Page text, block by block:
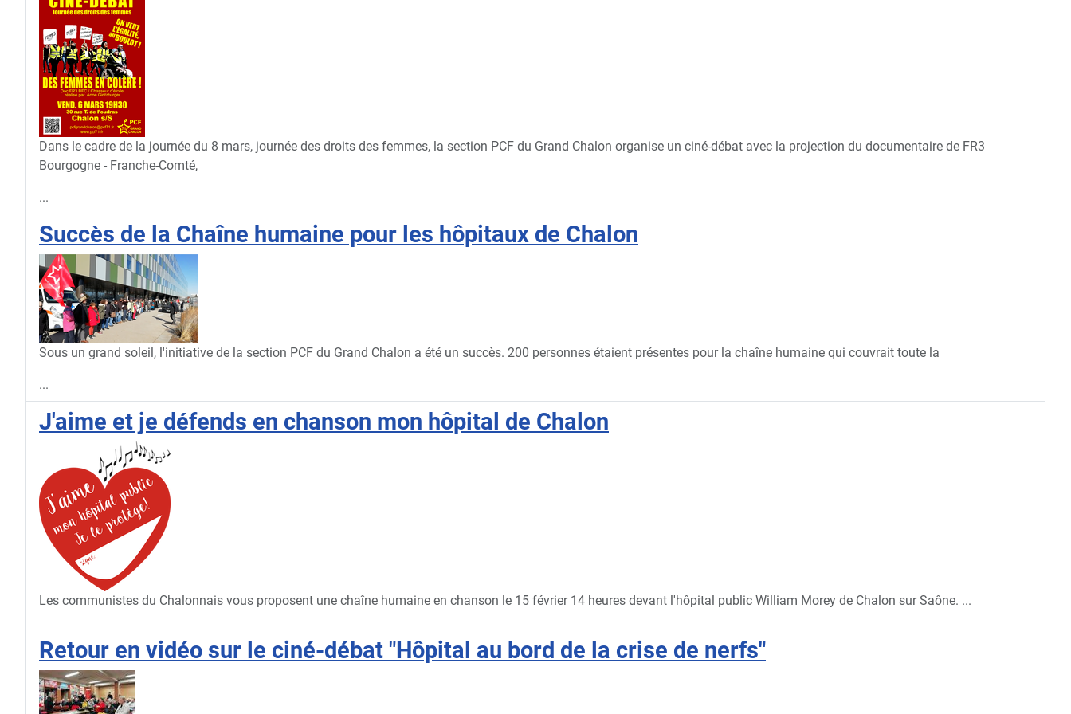
Dans le cadre de la journée du 8 mars, journée des droits des femmes, la section PCF du Grand Chalon organise un ciné-débat avec la projection du documentaire de FR3
Bourgogne - Franche-Comté,
...
Succès de la Chaîne humaine pour les hôpitaux de Chalon
Sous un grand soleil, l'initiative de la section PCF du Grand Chalon a été un succès. 200 personnes étaient présentes pour la chaîne humaine qui couvrait toute la
...
J'aime et je défends en chanson mon hôpital de Chalon
Les communistes du Chalonnais vous proposent une chaîne humaine en chanson le 15 février 14 heures devant l'hôpital public William Morey de Chalon sur Saône. ...
Retour en vidéo sur le ciné-débat "Hôpital au bord de la crise de nerfs"